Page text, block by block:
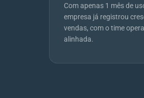
Com apenas 1 mês de
empresa já registrou
vendas, com o time
alinhada.